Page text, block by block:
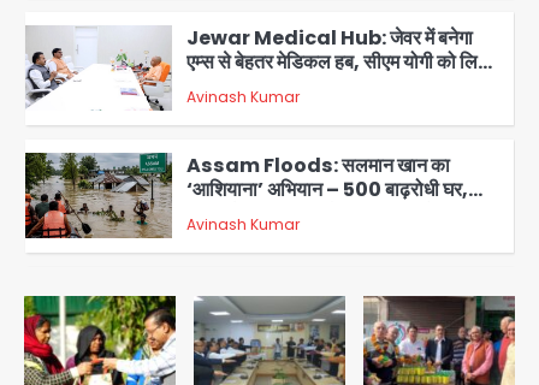
4
Jewar Medical Hub: जेवर में बनेगा
एम्स से बेहतर मेडिकल हब, सीएम योगी को लिखा
पत्र
Avinash Kumar
5
Assam Floods: सलमान खान का
‘आशियाना’ अभियान – 500 बाढ़रोधी घर,
220 तैयार; जुबीन गर्ग की विरासत और बॉलीवुड
सितारों का जमीनी सहयोग
Avinash Kumar
1
युवा इनोवेटरों की सोच से हाईटेक होगी दिल्ली
पुलिस
Team JHJ